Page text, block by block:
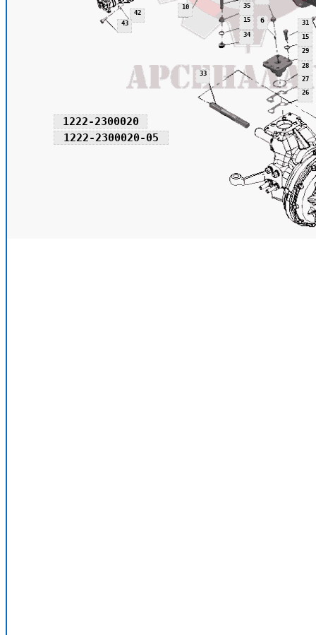
1222-2300020
1222-2300020-05
6
10
15
15
26
27
28
29
31
33
34
35
42
43